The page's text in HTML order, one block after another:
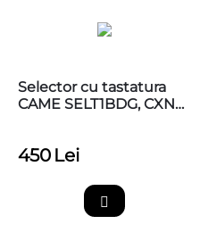
Selector cu tastatura
CAME SELT1BDG, CXN
450 Lei